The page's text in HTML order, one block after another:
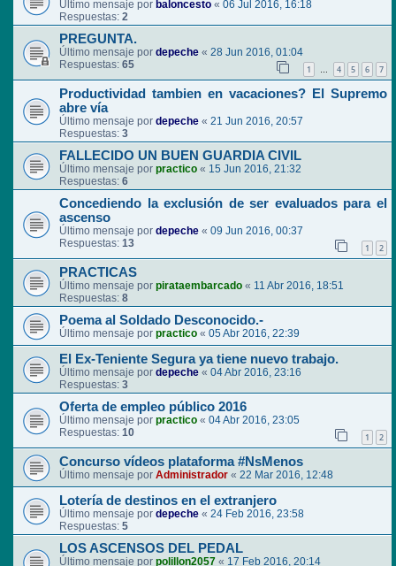
Último mensaje por baloncesto « 06 Jul 2016, 16:18
Respuestas: 2
PREGUNTA.
Último mensaje por depeche « 28 Jun 2016, 01:04
Respuestas: 65 1 … 4 5 6 7
Productividad tambien en vacaciones? El Supremo
abre vía
Último mensaje por depeche « 21 Jun 2016, 20:57
Respuestas: 3
FALLECIDO UN BUEN GUARDIA CIVIL
Último mensaje por practico « 15 Jun 2016, 21:32
Respuestas: 6
Concediendo la exclusión de ser evaluados para el
ascenso
Último mensaje por depeche « 09 Jun 2016, 00:37
Respuestas: 13 1 2
PRACTICAS
Último mensaje por pirataembarcado « 11 Abr 2016, 18:51
Respuestas: 8
Poema al Soldado Desconocido.-
Último mensaje por practico « 05 Abr 2016, 22:39
El Ex-Teniente Segura ya tiene nuevo trabajo.
Último mensaje por depeche « 04 Abr 2016, 23:16
Respuestas: 3
Oferta de empleo público 2016
Último mensaje por practico « 04 Abr 2016, 23:05
Respuestas: 10 1 2
Concurso vídeos plataforma #NsMenos
Último mensaje por Administrador « 22 Mar 2016, 12:48
Lotería de destinos en el extranjero
Último mensaje por depeche « 24 Feb 2016, 23:58
Respuestas: 5
LOS ASCENSOS DEL PEDAL
Último mensaje por polillon2057 « 17 Feb 2016, 20:14